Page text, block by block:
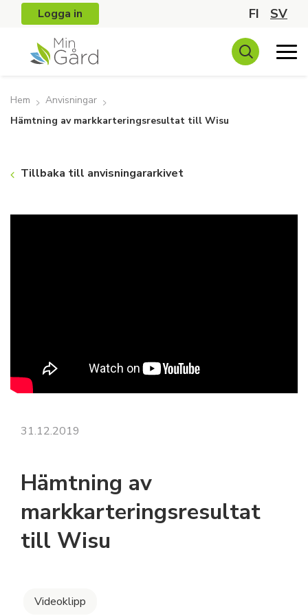
Logga in FI SV
Hem
Anvisningar
Hämtning av markkarteringsresultat till Wisu
Tillbaka till anvisningararkivet
31.12.2019
Hämtning av
markkarteringsresultat
till Wisu
Videoklipp